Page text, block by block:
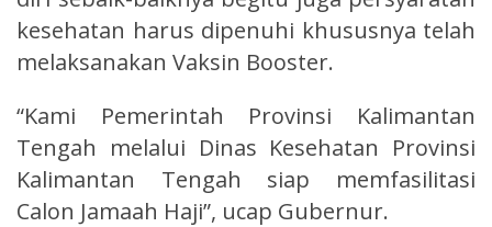
kesehatan harus dipenuhi khususnya telah
melaksanakan Vaksin Booster.
“Kami Pemerintah Provinsi Kalimantan
Tengah melalui Dinas Kesehatan Provinsi
Kalimantan Tengah siap memfasilitasi
Calon Jamaah Haji”, ucap Gubernur.